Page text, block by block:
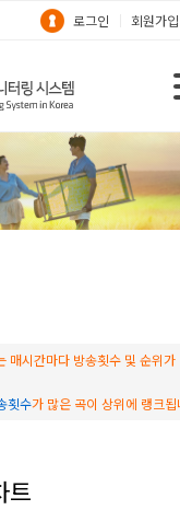
로그인 회원가입
매시간마다 방송횟수 및 순위가
횟수가 많은 곡이 상위에 랭크됩
트